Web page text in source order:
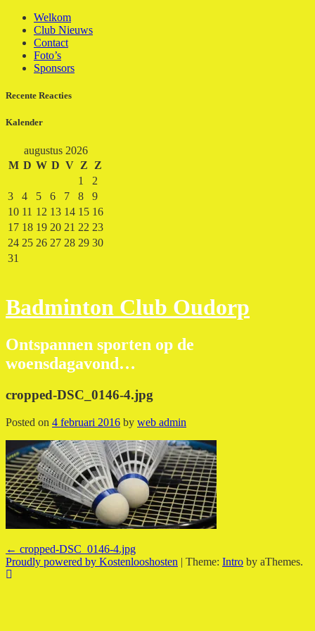
Skip
content
Welkom
Club Nieuws
Contact
Foto’s
Sponsors
Recente Reacties
Kalender
augustus 2026
M D W D V Z
Z
1
2
3
4 5 6 7 8
9
10 11 12 13 14 15 16
17 18 19 20 21 22 23
24 25 26 27 28 29 30
31
Badminton Club Oudorp
Ontspannen sporten op de
woensdagavond…
cropped-DSC_0146-4.jpg
Posted on 4 februari 2016 by web admin
Post
navigation
← cropped-DSC_0146-4.jpg
Proudly powered by Kostenlooshosten | Theme: Intro by aThemes.